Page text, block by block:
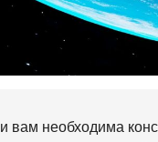
вам необходима